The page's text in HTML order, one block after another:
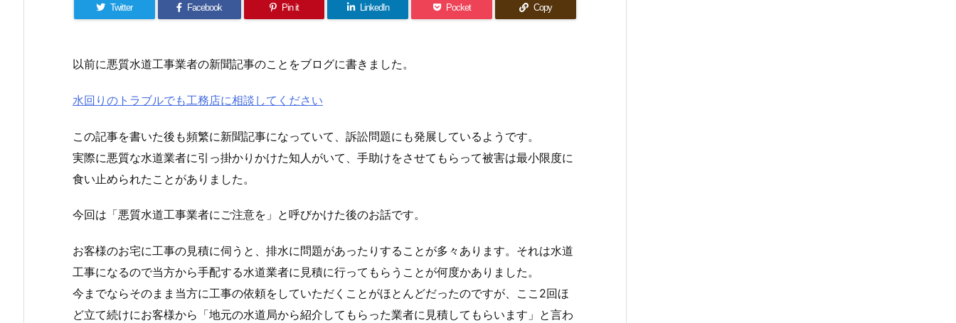
Twitter Facebook Pin it LinkedIn Pocket Copy
以前に悪質水道工事業者の新聞記事のことをブログに書きました。
水回りのトラブルでも工務店に相談してください
この記事を書いた後も頻繁に新聞記事になっていて、訴訟問題にも発展しているようです。
実際に悪質な水道業者に引っ掛かりかけた知人がいて、手助けをさせてもらって被害は最小限度に
食い止められたことがありました。
今回は「悪質水道工事業者にご注意を」と呼びかけた後のお話です。
お客様のお宅に工事の見積に伺うと、排水に問題があったりすることが多々あります。それは水道
工事になるので当方から手配する水道業者に見積に行ってもらうことが何度かありました。
今までならそのまま当方に工事の依頼をしていただくことがほとんどだったのですが、ここ2回ほ
ど立て続けにお客様から「地元の水道局から紹介してもらった業者に見積してもらいます」と言わ